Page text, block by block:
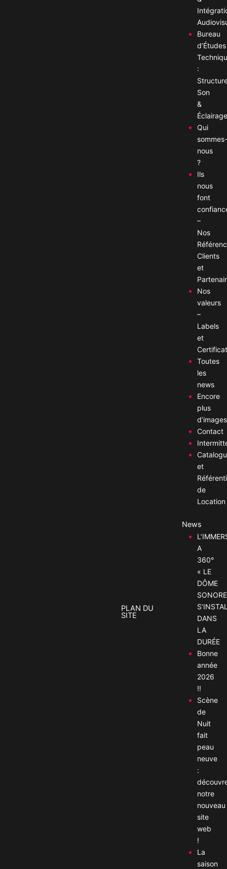
PLAN DU
SITE
Bureau
d’Études
:
Son
&
Qui
nous
?
Ils
nous
font
–
Nos
Clients
et
Nos
valeurs
–
Labels
et
Toutes
les
news
Encore
plus
d’images
Contact
et
de
Location
News
A
360°
« LE
DÔME
DANS
LA
DURÉE
Bonne
année
2026
!!
Scène
de
Nuit
fait
peau
neuve
:
notre
nouveau
site
web
!
La
saison